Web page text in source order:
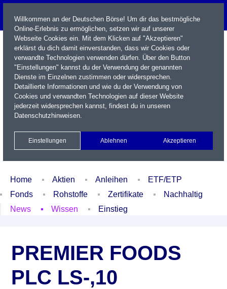
Name / WKN / ISIN / Kürzel
Xetra Realtime
Watchlist Portfolio Login
Home Aktien Anleihen
ETF/ETP
Fonds
Rohstoffe Zertifikate
Nachhaltig
News
Wissen Einstieg
PREMIER FOODS
PLC LS-,10
Willkommen an der Deutschen Börse! Um dir das bestmögliche
Online-Erlebnis zu ermöglichen, setzen wir auf unserer
Webseite Cookies ein. Mit dem Klicken auf "Akzeptieren"
erklärst du dich damit einverstanden, dass wir Cookies oder
verwandte Technologien verwenden dürfen. Über den Button
"Einstellungen" kannst du der Verwendung der genannten
Dienste im Einzelnen zustimmen oder widersprechen.
Detaillierte Informationen und wie du der Verwendung von
Cookies und verwandten Technologien auf dieser Website
jederzeit widersprechen kannst, findest du in unseren
Datenschutzhinweisen.
Einstellungen Ablehnen Akzeptieren